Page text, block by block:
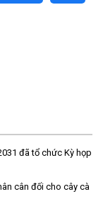
đã tổ chức Kỳ họp
cân đối cho cây cà